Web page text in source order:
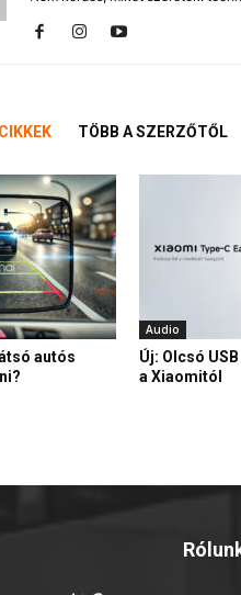
TÖBB A SZERZŐTŐL
autós
Audio
Új: Olcsó
a Xiaomitól